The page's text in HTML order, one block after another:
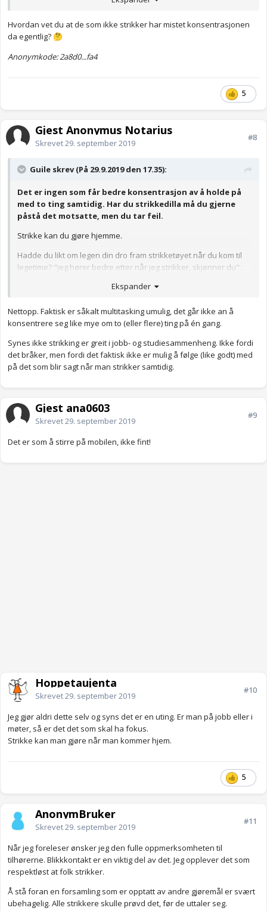
Hvordan vet du at de som ikke strikker har mistet konsentrasjonen
da egentlig? 🤔
Anonymkode: 2a8d0...fa4
5
Gjest Anonymus Notarius
Skrevet29. september 2019
#8
Guile skrev (På 29.9.2019 den 17.35):
Det er ingen som får bedre konsentrasjon av å holde på
med to ting samtidig. Har du strikkedilla må du gjerne
påstå det motsatte, men du tar feil.
Strikke kan du gjøre hjemme.
Hadde du likt om legen din dro fram strikketøyet når du kom til
legetime? "jeg hører bedre etter når jeg strikker, skjønner du".
Ekspander
Nettopp. Faktisk er såkalt multitasking umulig, det går ikke an å
konsentrere seg like mye om to (eller flere) ting på én gang.
Synes ikke strikking er greit i jobb- og studiesammenheng. Ikke fordi
det bråker, men fordi det faktisk ikke er mulig å følge (like godt) med
på det som blir sagt når man strikker samtidig.
Gjest ana0603
Skrevet29. september 2019
#9
Det er som å stirre på mobilen, ikke fint!
Hoppetaujenta
Skrevet29. september 2019
#10
Jeg gjør aldri dette selv og syns det er en uting. Er man på jobb eller i
møter, så er det det som skal ha fokus.
Strikke kan man gjøre når man kommer hjem.
5
AnonymBruker
Skrevet29. september 2019
#11
Når jeg foreleser ønsker jeg den fulle oppmerksomheten til
tilhørerne. Blikkkontakt er en viktig del av det. Jeg opplever det som
respektløst at folk strikker.
Å stå foran en forsamling som er opptatt av andre gjøremål er svært
ubehagelig. Alle strikkere skulle prøvd det, før de uttaler seg.